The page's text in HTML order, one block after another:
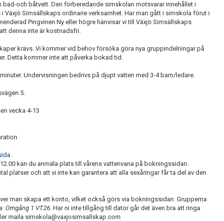
och båtvett. Den förberedande simskolan motsvarar innehållet i
Växjö Simsällskaps ordinarie verksamhet. Har man gått i simskola förut i
Pingvinen Ny eller högre hänvisar vi till Växjö Simsällskaps
denna inte är kostnadsfri.
krävs. Vi kommer vid behov försöka göra nya gruppindelningar på
Detta kommer inte att påverka bokad tid.
Undervisningen bedrivs på djupt vatten med 3-4 barn/ledare.
5.
vecka 4-13
.
kan du anmäla plats till vårens vattenvana på bokningssidan.
platser och att vi inte kan garantera att alla sexåringar får ta del av den
man skapa ett konto, vilket också görs via bokningssidan. Grupperna
Omgång 1 VT26. Har ni inte tillgång till dator går det även bra att ringa
maila simskola@vaxjosimsallskap.com